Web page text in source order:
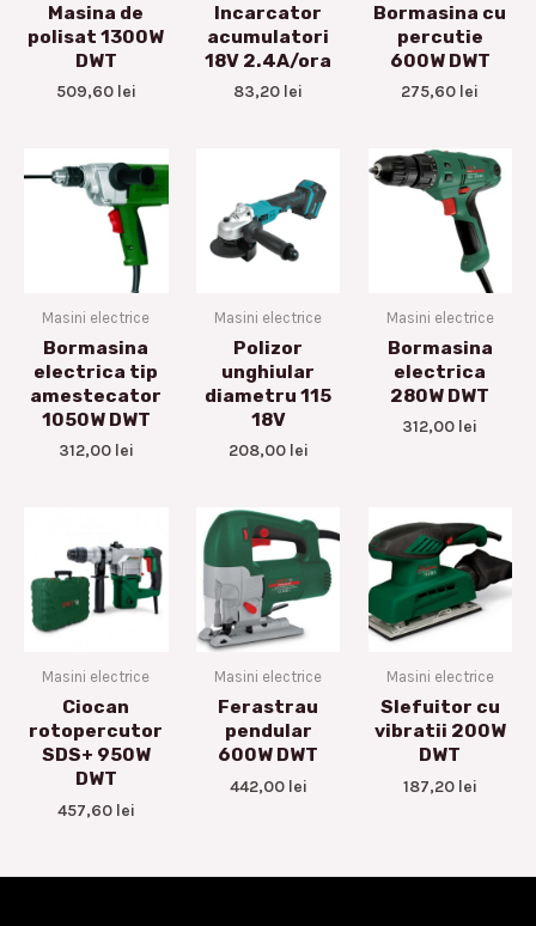
Masina de
polisat 1300W
DWT
509,60 lei
Incarcator
acumulatori
18V 2.4A/ora
83,20 lei
Bormasina cu
percutie
600W DWT
275,60 lei
Masini electrice
Bormasina
electrica tip
amestecator
1050W DWT
312,00 lei
Masini electrice
Polizor
unghiular
diametru 115
18V
208,00 lei
Masini electrice
Bormasina
electrica
280W DWT
312,00 lei
Masini electrice
Ciocan
rotopercutor
SDS+ 950W
DWT
457,60 lei
Masini electrice
Ferastrau
pendular
600W DWT
442,00 lei
Masini electrice
Slefuitor cu
vibratii 200W
DWT
187,20 lei